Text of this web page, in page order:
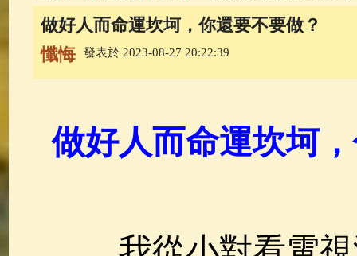
一切如來心秘密全身舍利寶篋印
生活禪(70) 釋迦牟尼佛傳
佛典故事(38) 佛說療痔(腫瘤)
做好人而命運坎坷，你還要不要做？
懺悔
發表於 2023-08-27 20:22:39
做好人而命運坎坷